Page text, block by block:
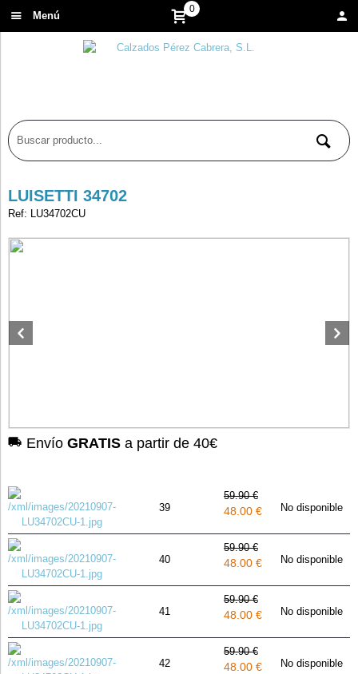
0
LUISETTI 34702
Ref: LU34702CU
Envío GRATIS a partir de 40€
39
59.90 €
48.00 € No disponible
40
59.90 €
48.00 € No disponible
41
59.90 €
48.00 € No disponible
42
59.90 €
48.00 € No disponible
Menú